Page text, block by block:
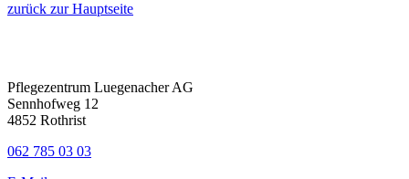
zurück zur Hauptseite
Pflegezentrum Luegenacher AG
Sennhofweg 12
4852 Rothrist
062 785 03 03